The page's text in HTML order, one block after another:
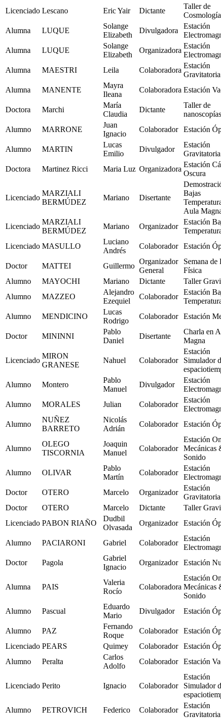
Licenciado Lescano Eric Yair Dictante
Taller de
Cosmología
Alumna
LUQUE
Solange
Elizabeth
Divulgadora
Estación
Alumna
LUQUE
Solange
Elizabeth
Organizadora
Estación
Alumna
MAESTRI Leila Colaboradora
Estación
Gravitatoria
Alumna
MANENTE
Mayra
Ileana
Colaboradora Estación
Doctora Marchi
María
Claudia
Dictante
Taller de
nanoscopías
Alumno
MARRONE
Juan
Ignacio
Colaborador Estación
Alumno MARTIN
Lucas
Emilio
Divulgador
Estación
Gravitatoria
Doctora
Martinez Ricci Maria Luz Organizadora
Estación
Oscura
Licenciado
MARZIALI
BERMÚDEZ
Mariano Disertante
Bajas
Aula
Licenciado
MARZIALI
BERMÚDEZ
Mariano Organizador
Estación
Licenciado MASULLO
Luciano
Andrés
Colaborador Estación
Doctor MATTEI Guillermo
Organizador
General
Semana de
Física
Alumno
MAYOCHI Mariano Dictante
Taller
Alumno
MAZZEO
Alejandro
Ezequiel
Colaborador
Estación
Alumno
MENDICINO
Lucas
Rodrigo
Colaborador Estación
Doctor MININNI
Pablo
Daniel
Disertante
Charla en
Magna
Licenciado
MIRON
GRANESE
Nahuel Colaborador
Estación
Simulador
Alumno
Montero
Pablo
Manuel
Divulgador
Estación
Alumno
MORALES Julian Colaborador
Estación
Alumno
NUÑEZ
BARRETO
Nicolás
Adrián
Colaborador Estación
Alumno
OLEGO
TISCORNIA
Joaquin
Manuel
Colaborador
Estación
Mecánicas
Sonido
Alumno
OLIVAR
Pablo
Martín
Colaborador
Estación
Doctor
OTERO Marcelo Organizador
Estación
Gravitatoria
Doctor
OTERO Marcelo Dictante
Taller
Licenciado PABON RIAÑO
Dudbil
Olvasada
Organizador Estación
Alumno PACIARONI Gabriel Colaborador
Estación
Doctor
Pagola
Gabriel
Ignacio
Organizador Estación
Alumna PAIS
Valeria
Rocío
Colaboradora
Estación
Mecánicas
Sonido
Alumno
Pascual
Eduardo
Mario
Divulgador Estación
Alumno PAZ
Fernando
Roque
Colaborador
Estación
Licenciado PEARS Quimey Colaborador
Estación
Alumno
Peralta
Carlos
Adolfo
Colaborador Estación
Licenciado Perito Ignacio Colaborador
Estación
Simulador
Alumno
PETROVICH Federico Colaborador
Estación
Gravitatoria